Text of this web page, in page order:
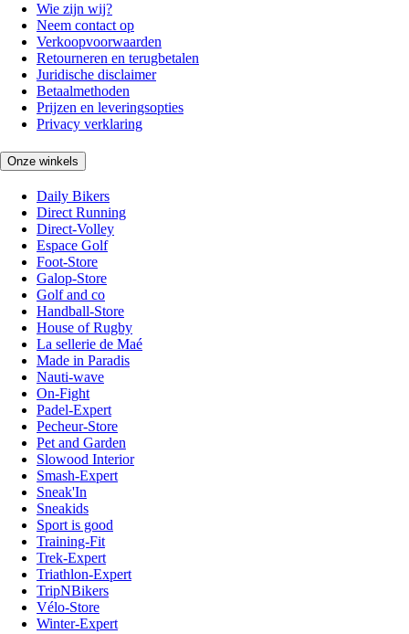
Wie zijn wij?
Neem contact op
Verkoopvoorwaarden
Retourneren en terugbetalen
Juridische disclaimer
Betaalmethoden
Prijzen en leveringsopties
Privacy verklaring
Onze winkels
Daily Bikers
Direct Running
Direct-Volley
Espace Golf
Foot-Store
Galop-Store
Golf and co
Handball-Store
House of Rugby
La sellerie de Maé
Made in Paradis
Nauti-wave
On-Fight
Padel-Expert
Pecheur-Store
Pet and Garden
Slowood Interior
Smash-Expert
Sneak'In
Sneakids
Sport is good
Training-Fit
Trek-Expert
Triathlon-Expert
TripNBikers
Vélo-Store
Winter-Expert